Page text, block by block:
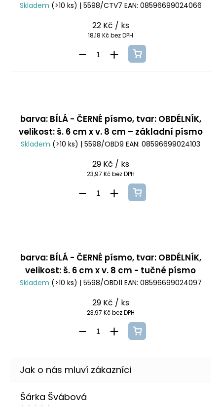
Skladem (>10 ks) | 5598/CTV7 EAN: 08596699024066
22 Kč / ks
18,18 Kč bez DPH
barva: BÍLÁ - ČERNÉ písmo, tvar: OBDÉLNÍK,
velikost: š. 6 cm x v. 8 cm – základní písmo
Skladem (>10 ks) | 5598/OBD9 EAN: 08596699024103
29 Kč / ks
23,97 Kč bez DPH
barva: BÍLÁ - ČERNÉ písmo, tvar: OBDÉLNÍK,
velikost: š. 6 cm x v. 8 cm - tučné písmo
Skladem (>10 ks) | 5598/OBD11 EAN: 08596699024097
29 Kč / ks
23,97 Kč bez DPH
Šárka Švábová